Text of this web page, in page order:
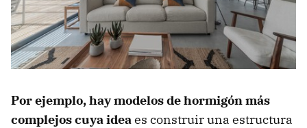
Por ejemplo, hay modelos de hormigón más
complejos cuya idea es construir una estructura